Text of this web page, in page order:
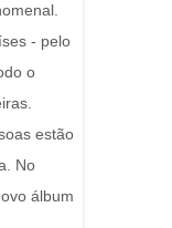
- pelo
o
estão
No
álbum